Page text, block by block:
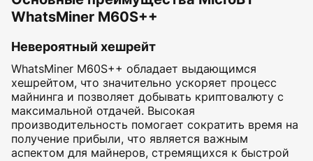
WhatsMiner M60S++
Невероятный хешрейт
WhatsMiner M60S++ обладает выдающимся
хешрейтом, что значительно ускоряет процесс
майнинга и позволяет добывать криптовалюту с
максимальной отдачей. Высокая
производительность помогает сократить время на
получение прибыли, что является важным
аспектом для майнеров, стремящихся к быстрой